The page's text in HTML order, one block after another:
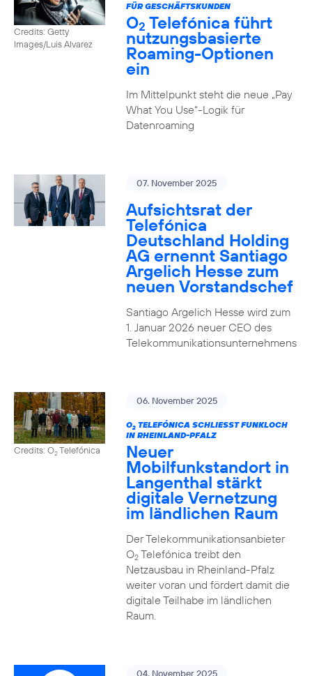
Credits: Getty
Images/Luis Alvarez
FÜR GESCHÄFTSKUNDEN
O2 Telefónica führt
nutzungs­basierte
Roaming-Optionen
ein
Im Mittelpunkt steht die neue „Pay
What You Use“-Logik für
Datenroaming
07. November 2025
Aufsichtsrat der
Telefónica
Deutschland Holding
AG ernennt Santiago
Argelich Hesse zum
neuen Vorstandschef
Santiago Argelich Hesse wird zum
1. Januar 2026 neuer CEO des
Telekommunikationsunternehmens
Credits: O2Telefónica
06. November 2025
O2TELEFÓNICA SCHLIESST FUNKLOCH I
N RHEINLAND-PFALZ
Neuer
Mobilfunkstandort in
Langenthal stärkt
digitale Vernetzung
im ländlichen Raum
Der Telekommunikationsanbieter
O2Telefónica treibt den
Netzausbau in Rheinland-Pfalz
weiter voran und fördert damit die
digitale Teilhabe im ländlichen
Raum.
04. November 2025